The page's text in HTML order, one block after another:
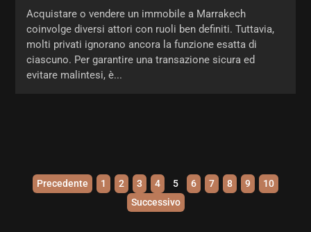
Acquistare o vendere un immobile a Marrakech
coinvolge diversi attori con ruoli ben definiti. Tuttavia,
molti privati ignorano ancora la funzione esatta di
ciascuno. Per garantire una transazione sicura ed
evitare malintesi, è...
Precedente 1 2 3 4 5 6 7 8 9
10
Successivo